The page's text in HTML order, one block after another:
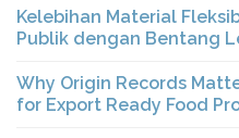
Kelebihan Material
Publik dengan Bentang
Why Origin Records
for Export Ready Food